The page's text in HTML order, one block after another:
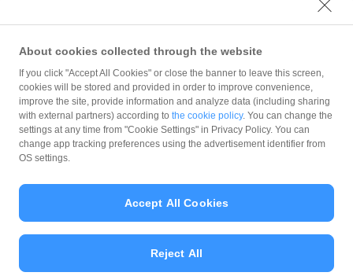
ウェブサイト利用規約
反社会的勢力に対する方針
勧誘方針
マネロン等基本方針
カスタマーハラスメントに関する当社の考え方
© PayPay Corporation
About cookies collected through the website
If you click "Accept All Cookies" or close the banner to leave this screen,
cookies will be stored and provided in order to improve convenience,
improve the site, provide information and analyze data (including sharing
with external partners) according to the cookie policy. You can change the
settings at any time from "Cookie Settings" in Privacy Policy. You can
change app tracking preferences using the advertisement identifier from
OS settings.
Reject All
Accept All Cookies